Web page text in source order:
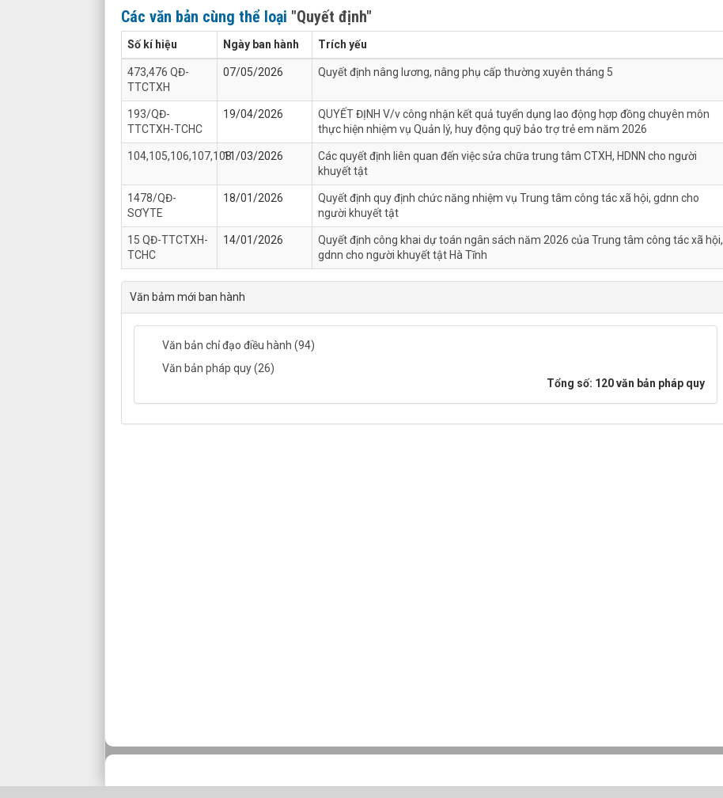
Các văn bản cùng thể loại "Quyết định"
Số kí hiệu Ngày ban hành Trích yếu
473,476 QĐ-
TTCTXH
07/05/2026 Quyết định nâng lương, nâng phụ cấp thường xuyên tháng 5
193/QĐ-
TTCTXH-TCHC
19/04/2026
QUYẾT ĐỊNH V/v công nhận kết quả tuyển dụng lao động hợp đồng chuyên môn
thực hiện nhiệm vụ Quản lý, huy động quỹ bảo trợ trẻ em năm 2026
104,105,106,107,10811/03/2026
Các quyết định liên quan đến việc sửa chữa trung tâm CTXH, HDNN cho người
khuyết tật
1478/QĐ-
SƠYTE
18/01/2026
Quyết định quy định chức năng nhiệm vụ Trung tâm công tác xã hội, gdnn cho
người khuyết tật
15 QĐ-TTCTXH-
TCHC
14/01/2026
Quyết định công khai dự toán ngân sách năm 2026 của Trung tâm công tác xã hội,
gdnn cho người khuyết tật Hà Tĩnh
Văn bảm mới ban hành
Văn bản chỉ đạo điều hành (94)
Văn bản pháp quy (26)
Tổng số: 120 văn bản pháp quy